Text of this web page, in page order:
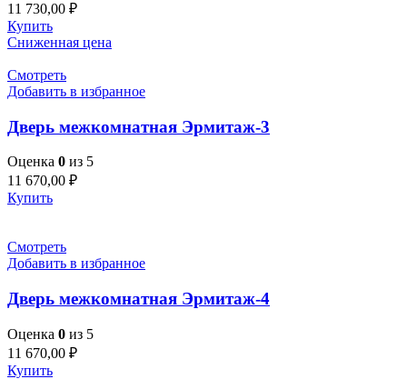
11 730,00 ₽
Купить
Сниженная цена
Смотреть
Добавить в избранное
Дверь межкомнатная Эрмитаж-3
Оценка 0 из 5
11 670,00 ₽
Купить
Смотреть
Добавить в избранное
Дверь межкомнатная Эрмитаж-4
Оценка 0 из 5
11 670,00 ₽
Купить